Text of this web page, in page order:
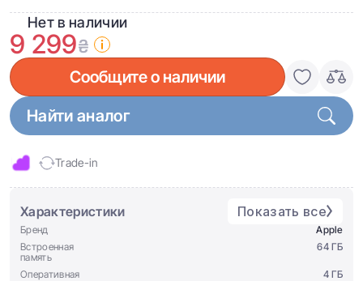
Нет в наличии
9 299₴
Сообщите о наличии
Найти аналог
Trade-in
Характеристики Показать все
Бренд
Apple
Встроенная
память
64 ГБ
Оперативная
4 ГБ